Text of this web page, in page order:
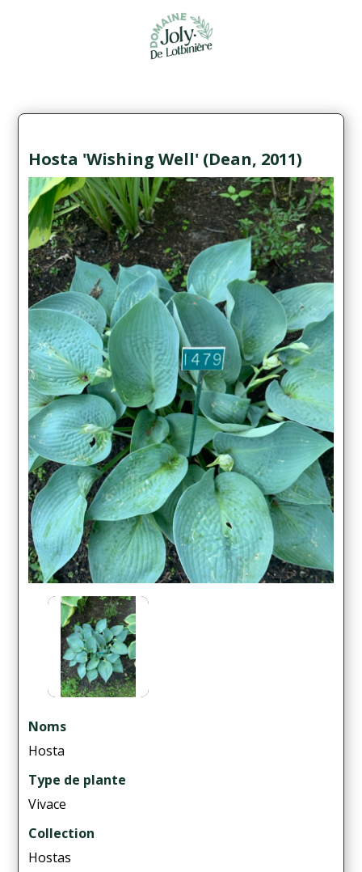
Hosta 'Wishing Well' (Dean, 2011)
Noms
Hosta
Type de plante
Vivace
Collection
Hostas